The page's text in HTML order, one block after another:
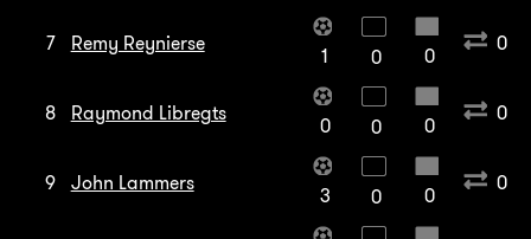
7 Remy Reynierse
1 0 0
0
8 Raymond Libregts
0 0 0
0
9 John Lammers
3 0 0
0